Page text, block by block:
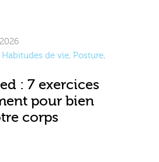
Habitudes de vie, Posture,
: 7 exercices
pour bien
corps